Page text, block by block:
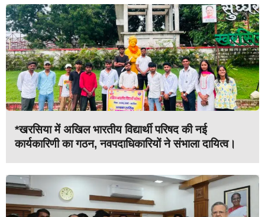
*खरसिया में अखिल भारतीय विद्यार्थी परिषद की नई
कार्यकारिणी का गठन, नवपदाधिकारियों ने संभाला दायित्व।